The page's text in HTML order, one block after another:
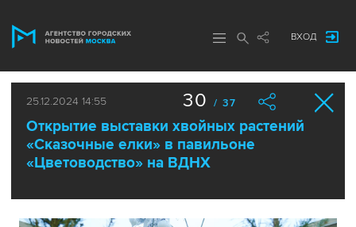
ВХОД
25.12.2024 14:55
Открытие выставки хвойных растений
«Сказочные елки» в павильоне
«Цветоводство» на ВДНХ
30 / 37